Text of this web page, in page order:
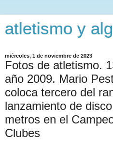
atletismo y
miércoles, 1 de noviembre de 2023
Fotos de atletismo.
año 2009. Mario
coloca tercero del
lanzamiento de
metros en el
Clubes